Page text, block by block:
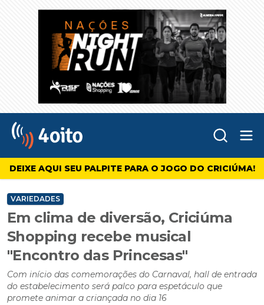
4oito
DEIXE AQUI SEU PALPITE PARA O JOGO DO CRICIÚMA!
VARIEDADES
Em clima de diversão, Criciúma
Shopping recebe musical
"Encontro das Princesas"
Com início das comemorações do Carnaval, hall de entrada
do estabelecimento será palco para espetáculo que
promete animar a criançada no dia 16